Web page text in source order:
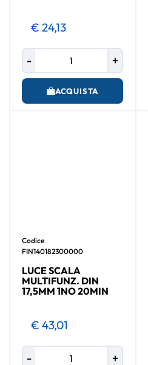
€ 24,13
ACQUISTA
Codice
FIN140182300000
LUCE SCALA
MULTIFUNZ. DIN
17,5MM 1NO 20MIN
€ 43,01